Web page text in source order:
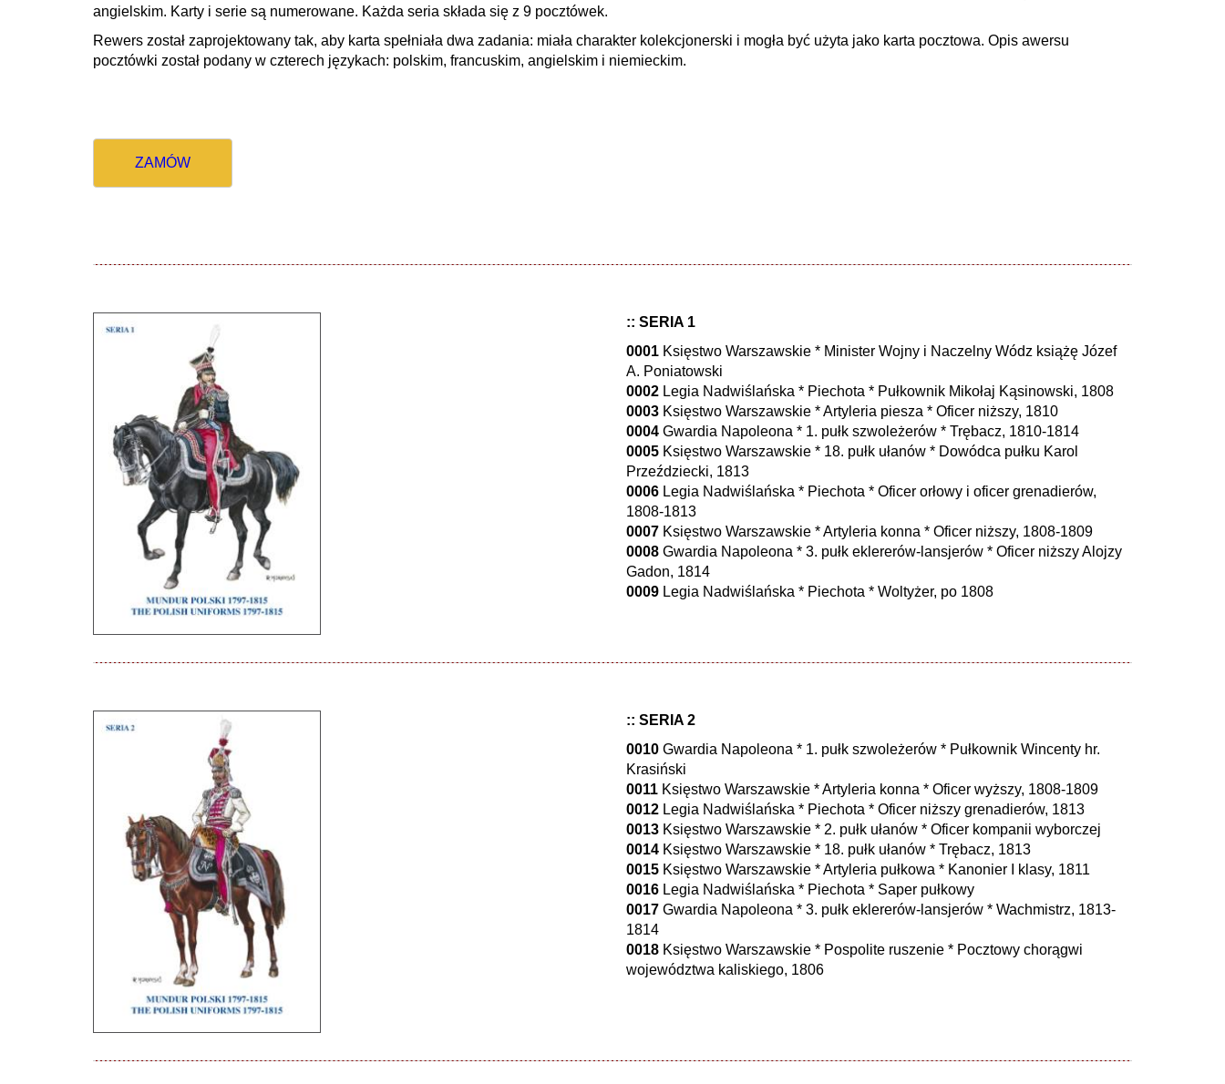
angielskim. Karty i serie są numerowane. Każda seria składa się z 9 pocztówek.
Rewers został zaprojektowany tak, aby karta spełniała dwa zadania: miała charakter kolekcjonerski i mogła być użyta jako karta pocztowa. Opis awersu
pocztówki został podany w czterech językach: polskim, francuskim, angielskim i niemieckim.
ZAMÓW
:: SERIA 1
0001 Księstwo Warszawskie * Minister Wojny i Naczelny Wódz książę Józef
A. Poniatowski
0002 Legia Nadwiślańska * Piechota * Pułkownik Mikołaj Kąsinowski, 1808
0003 Księstwo Warszawskie * Artyleria piesza * Oficer niższy, 1810
0004 Gwardia Napoleona * 1. pułk szwoleżerów * Trębacz, 1810-1814
0005 Księstwo Warszawskie * 18. pułk ułanów * Dowódca pułku Karol
Przeździecki, 1813
0006 Legia Nadwiślańska * Piechota * Oficer orłowy i oficer grenadierów,
1808-1813
0007 Księstwo Warszawskie * Artyleria konna * Oficer niższy, 1808-1809
0008 Gwardia Napoleona * 3. pułk eklererów-lansjerów * Oficer niższy Alojzy
Gadon, 1814
0009 Legia Nadwiślańska * Piechota * Woltyżer, po 1808
:: SERIA 2
0010 Gwardia Napoleona * 1. pułk szwoleżerów * Pułkownik Wincenty hr.
Krasiński
0011 Księstwo Warszawskie * Artyleria konna * Oficer wyższy, 1808-1809
0012 Legia Nadwiślańska * Piechota * Oficer niższy grenadierów, 1813
0013 Księstwo Warszawskie * 2. pułk ułanów * Oficer kompanii wyborczej
0014 Księstwo Warszawskie * 18. pułk ułanów * Trębacz, 1813
0015 Księstwo Warszawskie * Artyleria pułkowa * Kanonier I klasy, 1811
0016 Legia Nadwiślańska * Piechota * Saper pułkowy
0017 Gwardia Napoleona * 3. pułk eklererów-lansjerów * Wachmistrz, 1813-
1814
0018 Księstwo Warszawskie * Pospolite ruszenie * Pocztowy chorągwi
województwa kaliskiego, 1806